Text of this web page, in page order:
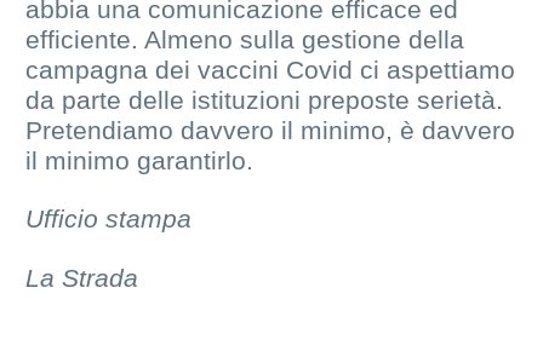
abbia una comunicazione efficace ed
efficiente. Almeno sulla gestione della
campagna dei vaccini Covid ci aspettiamo
da parte delle istituzioni preposte serietà.
Pretendiamo davvero il minimo, è davvero
il minimo garantirlo.
Ufficio stampa
La Strada